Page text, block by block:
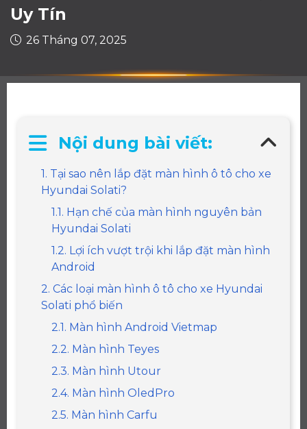
Uy Tín
26 Tháng 07, 2025
Nội dung bài viết:
1. Tại sao nên lắp đặt màn hình ô tô cho xe
Hyundai Solati?
1.1. Hạn chế của màn hình nguyên bản
Hyundai Solati
1.2. Lợi ích vượt trội khi lắp đặt màn hình
Android
2. Các loại màn hình ô tô cho xe Hyundai
Solati phổ biến
2.1. Màn hình Android Vietmap
2.2. Màn hình Teyes
2.3. Màn hình Utour
2.4. Màn hình OledPro
2.5. Màn hình Carfu